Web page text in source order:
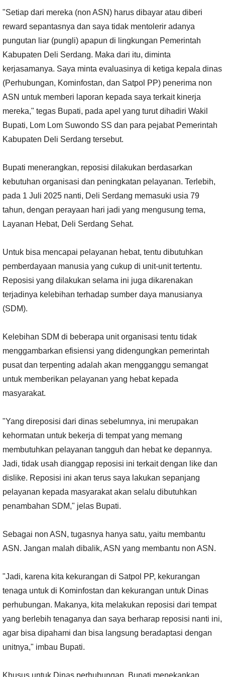
"Setiap dari mereka (non ASN) harus dibayar atau diberi
reward sepantasnya dan saya tidak mentolerir adanya
pungutan liar (pungli) apapun di lingkungan Pemerintah
Kabupaten Deli Serdang. Maka dari itu, diminta
kerjasamanya. Saya minta evaluasinya di ketiga kepala dinas
(Perhubungan, Kominfostan, dan Satpol PP) penerima non
ASN untuk memberi laporan kepada saya terkait kinerja
mereka," tegas Bupati, pada apel yang turut dihadiri Wakil
Bupati, Lom Lom Suwondo SS dan para pejabat Pemerintah
Kabupaten Deli Serdang tersebut.
Bupati menerangkan, reposisi dilakukan berdasarkan
kebutuhan organisasi dan peningkatan pelayanan. Terlebih,
pada 1 Juli 2025 nanti, Deli Serdang memasuki usia 79
tahun, dengan perayaan hari jadi yang mengusung tema,
Layanan Hebat, Deli Serdang Sehat.
Untuk bisa mencapai pelayanan hebat, tentu dibutuhkan
pemberdayaan manusia yang cukup di unit-unit tertentu.
Reposisi yang dilakukan selama ini juga dikarenakan
terjadinya kelebihan terhadap sumber daya manusianya
(SDM).
Kelebihan SDM di beberapa unit organisasi tentu tidak
menggambarkan efisiensi yang didengungkan pemerintah
pusat dan terpenting adalah akan mengganggu semangat
untuk memberikan pelayanan yang hebat kepada
masyarakat.
"Yang direposisi dari dinas sebelumnya, ini merupakan
kehormatan untuk bekerja di tempat yang memang
membutuhkan pelayanan tangguh dan hebat ke depannya.
Jadi, tidak usah dianggap reposisi ini terkait dengan like dan
dislike. Reposisi ini akan terus saya lakukan sepanjang
pelayanan kepada masyarakat akan selalu dibutuhkan
penambahan SDM," jelas Bupati.
Sebagai non ASN, tugasnya hanya satu, yaitu membantu
ASN. Jangan malah dibalik, ASN yang membantu non ASN.
"Jadi, karena kita kekurangan di Satpol PP, kekurangan
tenaga untuk di Kominfostan dan kekurangan untuk Dinas
perhubungan. Makanya, kita melakukan reposisi dari tempat
yang berlebih tenaganya dan saya berharap reposisi nanti ini,
agar bisa dipahami dan bisa langsung beradaptasi dengan
unitnya," imbau Bupati.
Khusus untuk Dinas perhubungan, Bupati menekankan,